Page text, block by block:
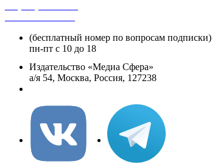
(бесплатный номер по вопросам подписки)
пн-пт с 10 до 18
Издательство «Медиа Сфера»
а/я 54, Москва, Россия, 127238